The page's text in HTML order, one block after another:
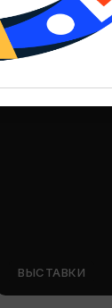
ВЫСТАВКИ